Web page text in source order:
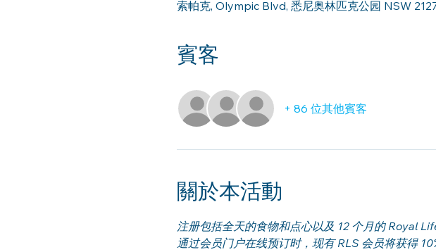
索帕克, Olympic Blvd, 悉尼奥林匹克公园 NSW
賓客
+ 86 位其他賓客
關於本活動
注册包括全天的食物和点心以及 12 个月的 Royal
通过会员门户在线预订时，现有 RLS 会员将获得